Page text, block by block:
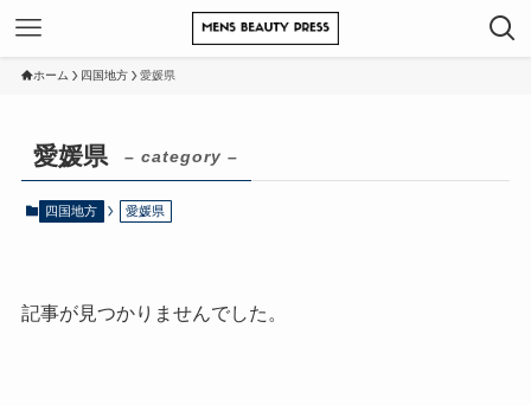
ホーム 四国地方 愛媛県
愛媛県 – category –
四国地方 愛媛県
記事が見つかりませんでした。